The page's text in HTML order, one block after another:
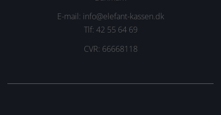
E-mail: info@elefant-kassen.dk
Tlf: 42 55 64 69
CVR: 66668118